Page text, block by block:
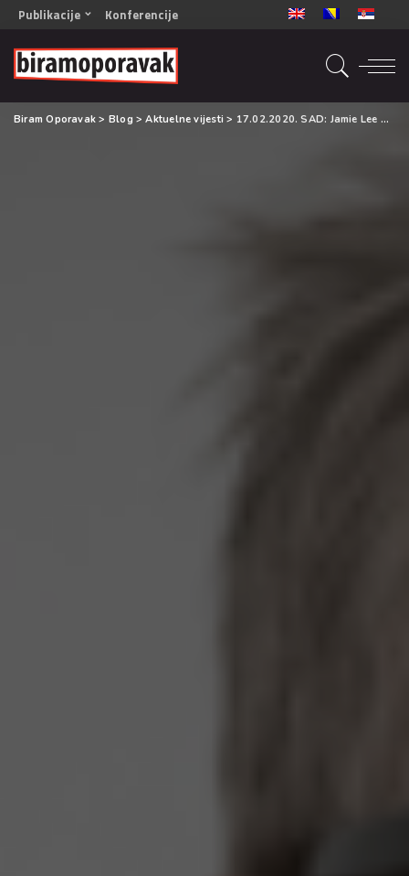
Publikacije
OPORAVAK- Naš zajednički cilj BiH/CG
OPORAVAK- Naš zajednički cilj SRB
RECOVERY- Our common goal ENG
OPORAVAK- Naš zajednički cilj 2
Konferencije
Biram Oporavak > Blog >Aktuelne vijesti > 17.02.2020. SAD: Jamie Lee Curtis – proslavlja 22 godine bez droge i alkohola